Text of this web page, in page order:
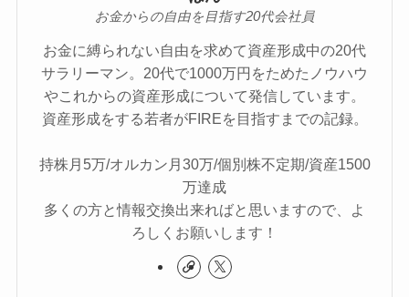
お金からの自由を目指す20代会社員
お金に縛られない自由を求めて資産形成中の20代
サラリーマン。20代で1000万円をためたノウハウ
やこれからの資産形成について発信しています。
資産形成をする若者がFIREを目指すまでの記録。
持株月5万/オルカン月30万/個別株不定期/資産1500
万達成
多くの方と情報交換出来ればと思いますので、よ
ろしくお願いします！